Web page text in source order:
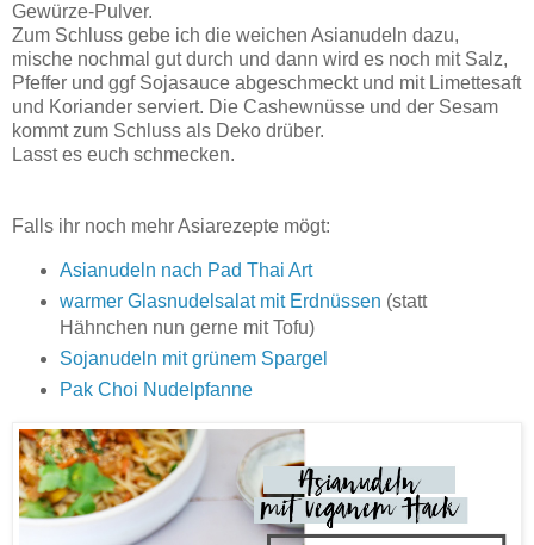
Gewürze-Pulver.
Zum Schluss gebe ich die weichen Asianudeln dazu,
mische nochmal gut durch und dann wird es noch mit Salz,
Pfeffer und ggf Sojasauce abgeschmeckt und mit Limettesaft
und Koriander serviert. Die Cashewnüsse und der Sesam
kommt zum Schluss als Deko drüber.
Lasst es euch schmecken.
Falls ihr noch mehr Asiarezepte mögt:
Asianudeln nach Pad Thai Art
warmer Glasnudelsalat mit Erdnüssen (statt
Hähnchen nun gerne mit Tofu)
Sojanudeln mit grünem Spargel
Pak Choi Nudelpfanne